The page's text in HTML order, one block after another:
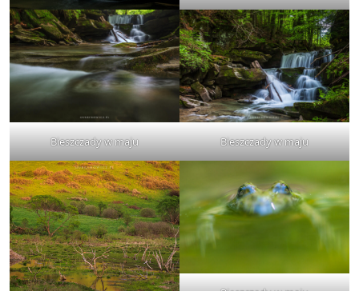
Bieszczady w maju Bieszczady w maju